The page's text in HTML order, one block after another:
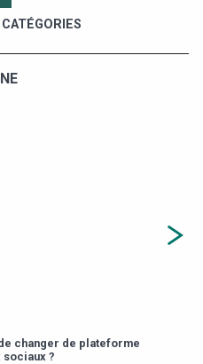
CATÉGORIES
changer de plateforme
?